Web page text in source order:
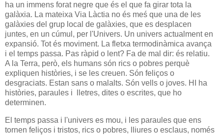
ha un immens forat negre que és el que fa girar tota la
galàxia. La mateixa Via Làctia no és meś que una de les
galàxies del grup local de galàxies, que es desplacen
juntes, en un cúmul, per l'Univers. Un univers actualment en
expansió. Tot és moviment. La fletxa termodinàmica avança
i el temps passa. Pas ràpid o lent? Fa de mal dir: és relatiu.
A la Terra, però, els humans són rics o pobres perquè
expliquen històries, i se les creuen. Són feliços o
desgraciats. Estan sans o malalts. Són vells o joves. HI ha
històries, paraules i lletres, dites o escrites, que ho
determinen.
El temps passa i l'univers es mou, i les paraules que ens
tornen feliços i tristos, rics o pobres, lliures o esclaus, només